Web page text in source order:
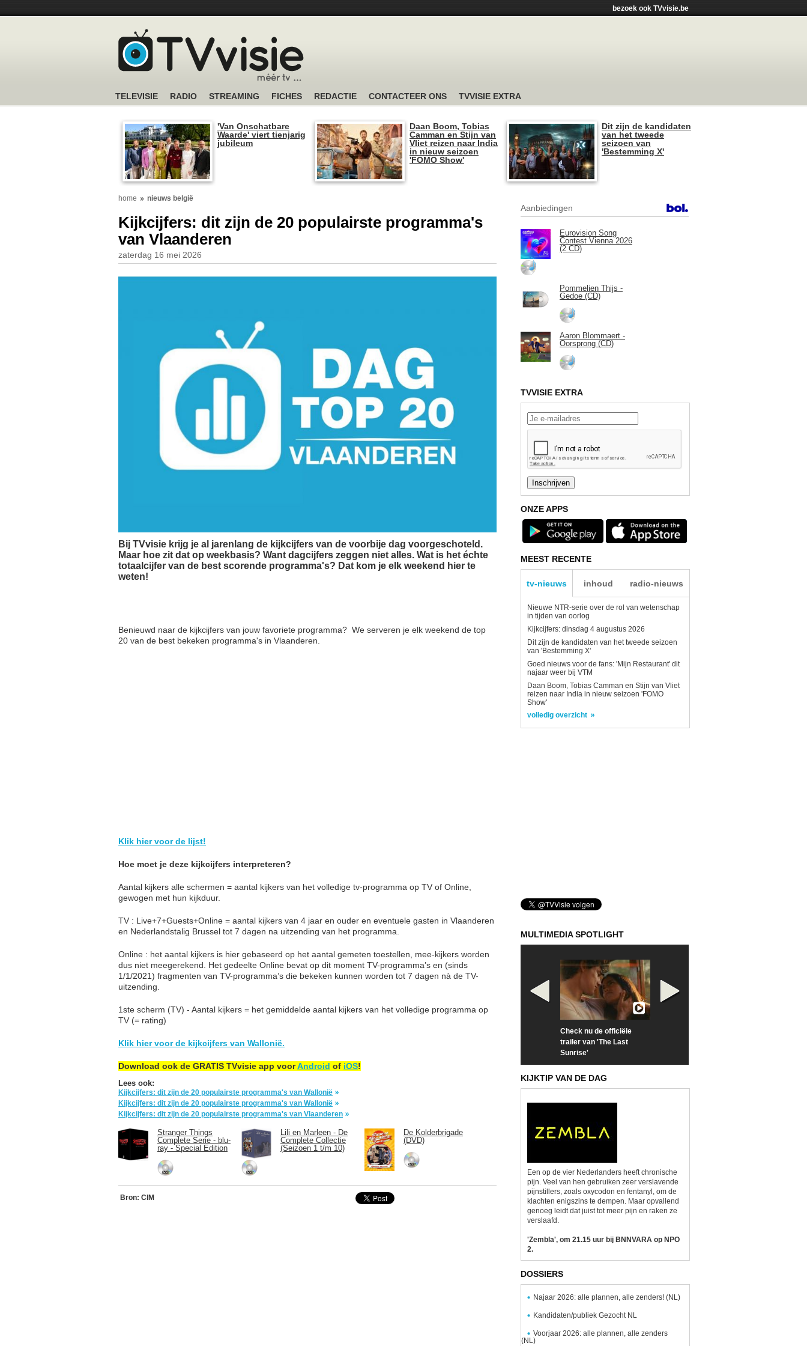
bezoek ook TVvisie.be
TELEVISIE RADIO STREAMING FICHES REDACTIE CONTACTEER ONS TVVISIE EXTRA
'Van Onschatbare
Waarde' viert tienjarig
jubileum
Daan Boom, Tobias
Camman en Stijn van
Vliet reizen naar India
in nieuw seizoen
'FOMO Show'
Dit zijn de kandidaten
van het tweede
seizoen van
'Bestemming X'
home nieuws belgië
Kijkcijfers: dit zijn de 20 populairste programma's
van Vlaanderen
zaterdag 16 mei 2026
Bij TVvisie krijg je al jarenlang de kijkcijfers van de voorbije dag voorgeschoteld.
Maar hoe zit dat op weekbasis? Want dagcijfers zeggen niet alles. Wat is het échte
totaalcijfer van de best scorende programma's? Dat kom je elk weekend hier te
weten!
Benieuwd naar de kijkcijfers van jouw favoriete programma? We serveren je elk weekend de top
20 van de best bekeken programma's in Vlaanderen.
Klik hier voor de lijst!
Hoe moet je deze kijkcijfers interpreteren?
Aantal kijkers alle schermen = aantal kijkers van het volledige tv-programma op TV of Online,
gewogen met hun kijkduur.
TV : Live+7+Guests+Online = aantal kijkers van 4 jaar en ouder en eventuele gasten in Vlaanderen
en Nederlandstalig Brussel tot 7 dagen na uitzending van het programma.
Online : het aantal kijkers is hier gebaseerd op het aantal gemeten toestellen, mee-kijkers worden
dus niet meegerekend. Het gedeelte Online bevat op dit moment TV-programma’s en (sinds
1/1/2021) fragmenten van TV-programma’s die bekeken kunnen worden tot 7 dagen nà de TV-
uitzending.
1ste scherm (TV) - Aantal kijkers = het gemiddelde aantal kijkers van het volledige programma op
TV (= rating)
Klik hier voor de kijkcijfers van Wallonië.
Download ook de GRATIS TVvisie app voorAndroid of iOS!
Lees ook:
Kijkcijfers: dit zijn de 20 populairste programma's van Wallonië
Kijkcijfers: dit zijn de 20 populairste programma's van Wallonië
Kijkcijfers: dit zijn de 20 populairste programma's van Vlaanderen
Stranger Things
Complete Serie - blu-
ray - Special Edition
Lili en Marleen - De
Complete Collectie
(Seizoen 1 t/m 10)
De Kolderbrigade
(DVD)
Bron: CIM
Aanbiedingen
Eurovision Song
Contest Vienna 2026
(2 CD)
Pommelien Thijs -
Gedoe (CD)
Aaron Blommaert -
Oorsprong (CD)
TVVISIE EXTRA
ONZE APPS
MEEST RECENTE
tv-nieuws inhoud radio-nieuws
Nieuwe NTR-serie over de rol van wetenschap
in tijden van oorlog
Kijkcijfers: dinsdag 4 augustus 2026
Dit zijn de kandidaten van het tweede seizoen
van 'Bestemming X'
Goed nieuws voor de fans: 'Mijn Restaurant' dit
najaar weer bij VTM
Daan Boom, Tobias Camman en Stijn van Vliet
reizen naar India in nieuw seizoen 'FOMO
Show'
volledig overzicht
MULTIMEDIA SPOTLIGHT
Check nu de officiële
trailer van 'The Last
Sunrise'
KIJKTIP VAN DE DAG
Een op de vier Nederlanders heeft chronische
pijn. Veel van hen gebruiken zeer verslavende
pijnstillers, zoals oxycodon en fentanyl, om de
klachten enigszins te dempen. Maar opvallend
genoeg leidt dat juist tot meer pijn en raken ze
verslaafd.
'Zembla', om 21.15 uur bij BNNVARA op NPO
2.
DOSSIERS
Najaar 2026: alle plannen, alle zenders! (NL)
Kandidaten/publiek Gezocht NL
Voorjaar 2026: alle plannen, alle zenders
(NL)